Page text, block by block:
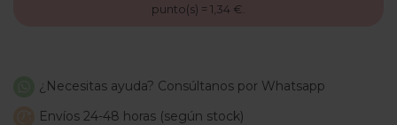
punto(s) = 1,34 €
¿Necesitas ayuda? Consúltanos por Whatsapp
Envíos 24-48 horas (según stock)